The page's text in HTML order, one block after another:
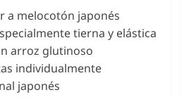
a melocotón japonés
tierna y elástica
arroz glutinoso
individualmente
japonés